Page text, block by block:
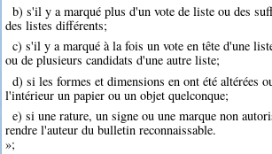
b) s'il y a marqué plus d'un vote de liste ou des
des listes différents;
c) s'il y a marqué à la fois un vote en tête d'une
ou de plusieurs candidats d'une autre liste;
d) si les formes et dimensions en ont été altérées
l'intérieur un papier ou un objet quelconque;
e) si une rature, un signe ou une marque non
rendre l'auteur du bulletin reconnaissable.
»;